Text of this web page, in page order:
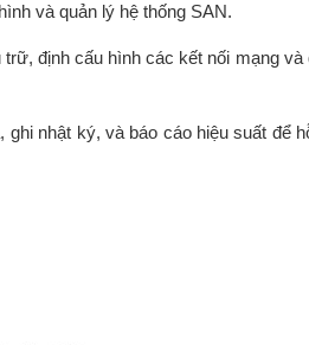
và quản lý hệ thống SAN.
định cấu hình các kết nối mạng và
nhật ký, và báo cáo hiệu suất để